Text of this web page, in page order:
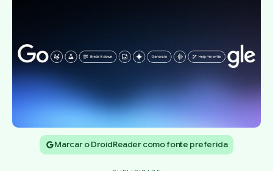
Marcar o DroidReader como fonte preferida